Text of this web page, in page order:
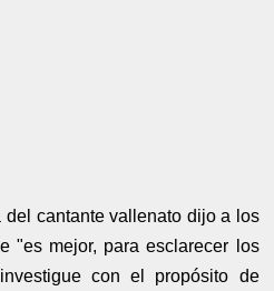
del cantante vallenato dijo a los
"es mejor, para esclarecer los
con el propósito de